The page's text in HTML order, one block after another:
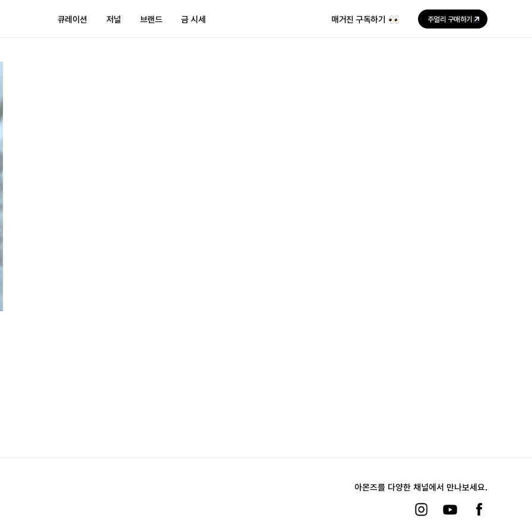
큐레이션
저널 브랜드 금 시세 매거진 구독하기 주얼리 구매하기
아몬즈를 다양한 채널에서 만나보세요.